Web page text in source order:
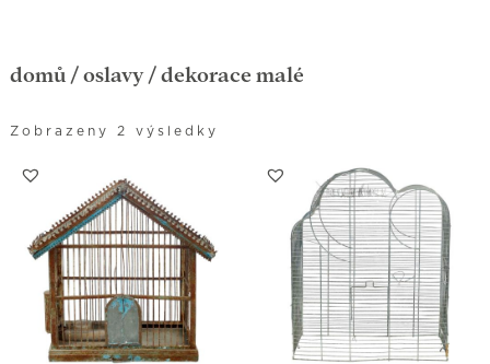
domů / oslavy/ dekorace malé
Zobrazeny 2 výsledky